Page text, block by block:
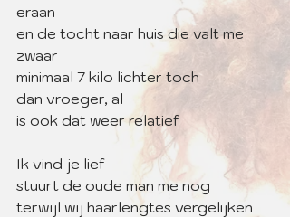
eraan
en de tocht naar huis die valt me
zwaar
minimaal 7 kilo lichter toch
dan vroeger, al
is ook dat weer relatief
Ik vind je lief
stuurt de oude man me nog
terwijl wij haarlengtes vergelijken